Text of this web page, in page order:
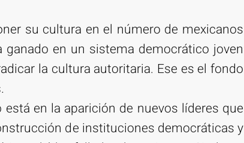
su cultura en el número de mexicanos
en un sistema democrático joven
la cultura autoritaria. Ese es el fondo
en la aparición de nuevos líderes que
de instituciones democráticas y